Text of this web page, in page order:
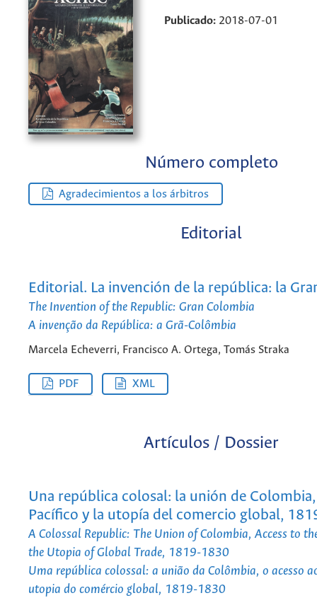
Publicado: 2018-07-01
Número completo
Agradecimientos a los árbitros
Editorial
Editorial. La invención de la república: la
The Invention of the Republic: Gran Colombia
A invenção da República: a Grã-Colômbia
Marcela Echeverri, Francisco A. Ortega, Tomás Straka
PDF XML
Artículos / Dossier
Una república colosal: la unión de
Pacífico y la utopía del comercio global,
A Colossal Republic: The Union of Colombia, Access to
the Utopia of Global Trade, 1819-1830
Uma república colossal: a união da Colômbia, o acesso
utopia do comércio global, 1819-1830